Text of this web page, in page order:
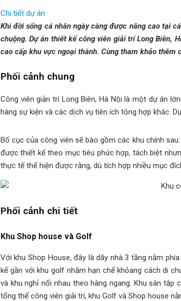
Chi tiết dự án
Khi đời sống cá nhân ngày càng được nâng cao tại
chuộng. Dự án thiết kế công viên giải trí Long Biên,
cao cấp khu vực ngoại thành. Cùng tham khảo
Phối cảnh chung
Công viên giản trí Long Biên, Hà Nội là một dự án
hàng sự kiện và các dịch vụ tiên ích tỏng hợp khác.
Bố cục của công viên sẽ bào gồm các khu chính
được thiết kế theo mục tiêu phức hợp, tách biệt
thực tế thể hiện được rằng, dù tích hợp nhiều mục
Phối cảnh chi tiết
Khu Shop house và Golf
Với khu Shop House, đây là dãy nhà 3 tầng nằm
kế gần với khu golf nhằm hạn chế khỏang cách di
và khu nghỉ nối nhau theo hàng ngang. Khu sân
tổng thể công viên giải trí, khu Golf và Shop house